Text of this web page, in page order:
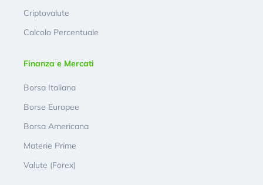
Criptovalute
Calcolo Percentuale
Finanza e Mercati
Borsa Italiana
Borse Europee
Borsa Americana
Materie Prime
Valute (Forex)